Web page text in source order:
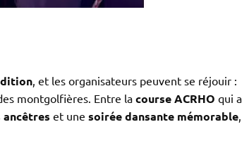
, et les organisateurs peuvent se réjouir :
montgolfières. Entre la course ACRHO qui a
et une soirée dansante mémorable,